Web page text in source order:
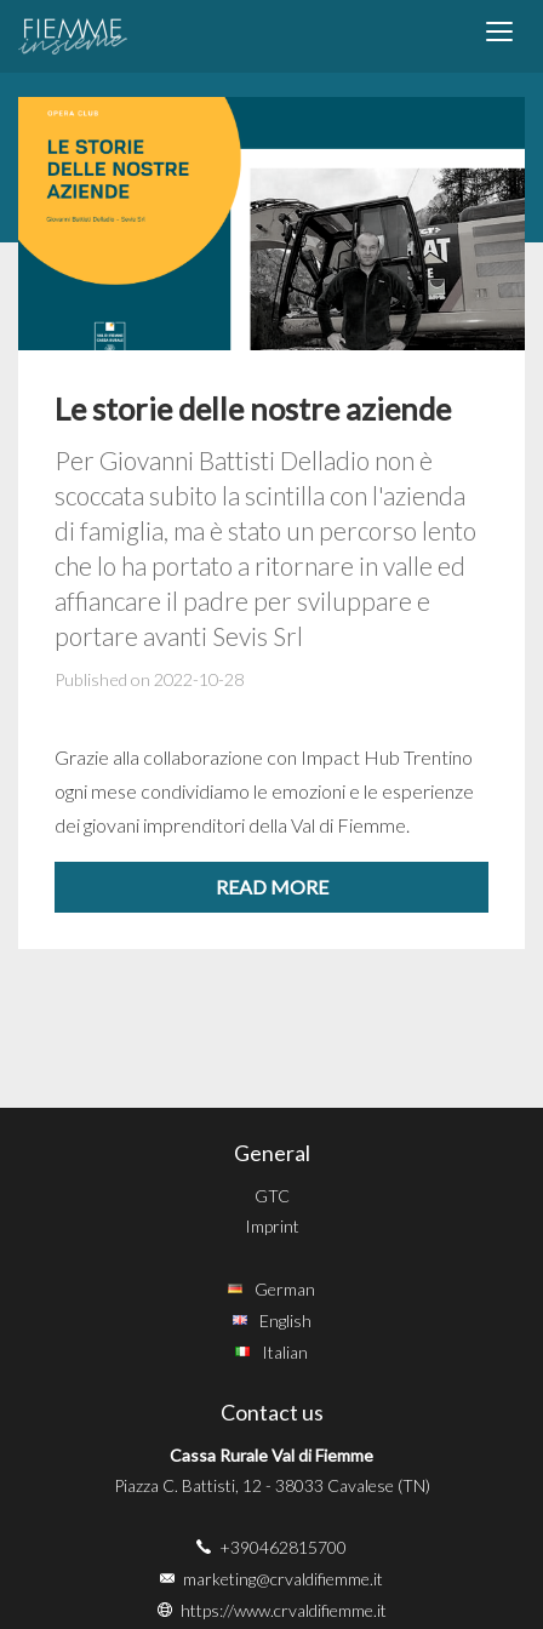
Le storie delle nostre aziende
Per Giovanni Battisti Delladio non è
scoccata subito la scintilla con l'azienda
di famiglia, ma è stato un percorso lento
che lo ha portato a ritornare in valle ed
affiancare il padre per sviluppare e
portare avanti Sevis Srl
Published on 2022-10-28
Grazie alla collaborazione con Impact Hub Trentino
ogni mese condividiamo le emozioni e le esperienze
dei giovani imprenditori della Val di Fiemme.
READ MORE
General
GTC
Imprint
German
English
Italian
Contact us
Cassa Rurale Val di Fiemme
Piazza C. Battisti, 12 - 38033 Cavalese (TN)
+390462815700
marketing@crvaldifiemme.it
https://www.crvaldifiemme.it